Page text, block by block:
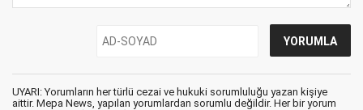
UYARI: Yorumların her türlü cezai ve hukuki sorumluluğu yazan kişiye
aittir. Mepa News, yapılan yorumlardan sorumlu değildir. Her bir yorum